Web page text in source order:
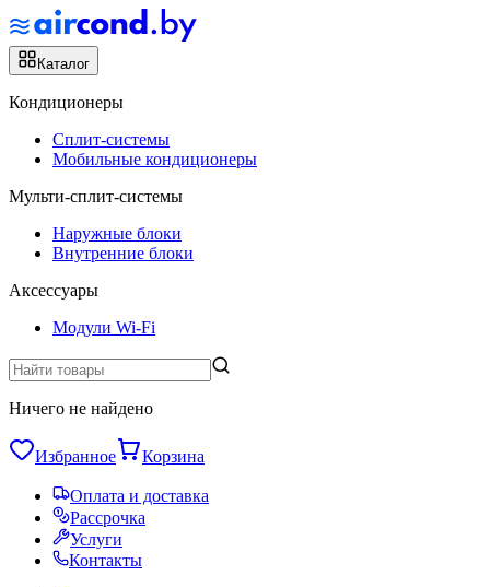
Каталог
Кондиционеры
Сплит-системы
Мобильные кондиционеры
Мульти-сплит-системы
Наружные блоки
Внутренние блоки
Аксессуары
Модули Wi-Fi
Ничего не найдено
Избранное Корзина
Оплата и доставка
Рассрочка
Услуги
Контакты